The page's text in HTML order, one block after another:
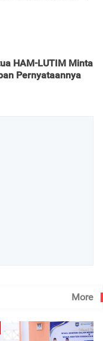
HAM-LUTIM Minta
Pernyataannya
More